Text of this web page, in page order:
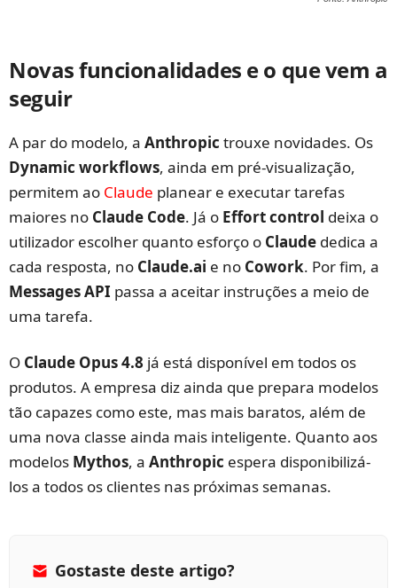
Novas funcionalidades e o que vem a
seguir
A par do modelo, a Anthropic trouxe novidades. Os
Dynamic workflows, ainda em pré-visualização,
permitem ao Claude planear e executar tarefas
maiores no Claude Code. Já o Effort control deixa o
utilizador escolher quanto esforço o Claude dedica a
cada resposta, no Claude.ai e no Cowork. Por fim, a
Messages API passa a aceitar instruções a meio de
uma tarefa.
O Claude Opus 4.8 já está disponível em todos os
produtos. A empresa diz ainda que prepara modelos
tão capazes como este, mas mais baratos, além de
uma nova classe ainda mais inteligente. Quanto aos
modelos Mythos, a Anthropic espera disponibilizá-
los a todos os clientes nas próximas semanas.
Gostaste deste artigo?